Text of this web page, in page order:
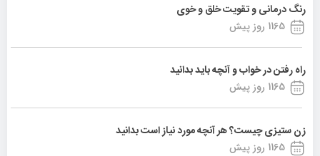
رنگ درمانی و تقویت خلق و خوی
1165 روز پیش
راه رفتن در خواب و آنچه باید بدانید
1165 روز پیش
زن ستیزی چیست؟ هر آنچه مورد نیاز است بدانید
1165 روز پیش